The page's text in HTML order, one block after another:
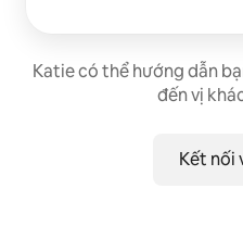
Katie có thể hướng dẫn
đến vị
Kết nối